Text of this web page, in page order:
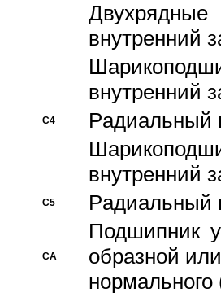
внутренний
внутренний
C4
Pадиальный
внутренний
C5 Pадиальный
CA
Подшипник
образной
нормального